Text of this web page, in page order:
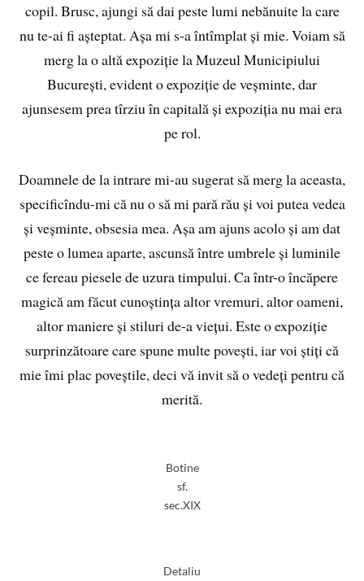
copil. Brusc, ajungi să dai peste lumi nebănuite la care
nu te-ai fi așteptat. Așa mi s-a întîmplat și mie. Voiam să
merg la o altă expoziție la Muzeul Municipiului
București, evident o expoziție de veșminte, dar
ajunsesem prea tîrziu în capitală și expoziția nu mai era
pe rol.
Doamnele de la intrare mi-au sugerat să merg la aceasta,
specificîndu-mi că nu o să mi pară rău și voi putea vedea
și veșminte, obsesia mea. Așa am ajuns acolo și am dat
peste o lumea aparte, ascunsă între umbrele și luminile
ce fereau piesele de uzura timpului. Ca într-o încăpere
magică am făcut cunoștința altor vremuri, altor oameni,
altor maniere și stiluri de-a viețui. Este o expoziție
surprinzătoare care spune multe povești, iar voi știți că
mie îmi plac poveștile, deci vă invit să o vedeți pentru că
merită.
Botine
sf.
sec.XIX
Detaliu